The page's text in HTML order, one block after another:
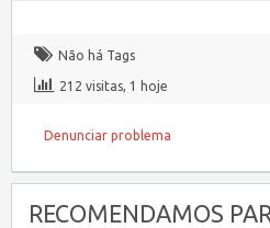
Não há Tags
212 visitas, 1 hoje
Denunciar problema
RECOMENDAMOS